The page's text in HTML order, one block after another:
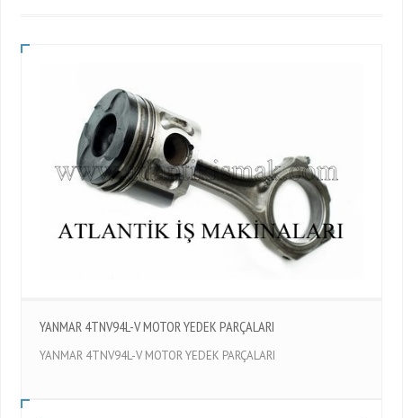
YANMAR 4TNV94L-V MOTOR YEDEK PARÇALARI
YANMAR 4TNV94L-V MOTOR YEDEK PARÇALARI